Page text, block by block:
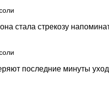
стала стрекозу
последние минуты